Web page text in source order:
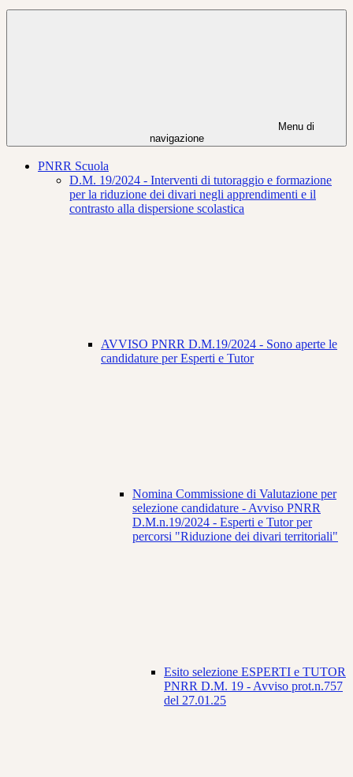
Menu di
navigazione
PNRR Scuola
D.M. 19/2024 - Interventi di tutoraggio e formazione
per la riduzione dei divari negli apprendimenti e il
contrasto alla dispersione scolastica
AVVISO PNRR D.M.19/2024 - Sono aperte le
candidature per Esperti e Tutor
Nomina Commissione di Valutazione per
selezione candidature - Avviso PNRR
D.M.n.19/2024 - Esperti e Tutor per
percorsi "Riduzione dei divari territoriali"
Esito selezione ESPERTI e TUTOR
PNRR D.M. 19 - Avviso prot.n.757
del 27.01.25